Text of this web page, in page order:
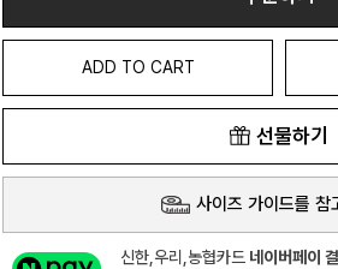
ADD TO CART
선물하기
사이즈 가이드를 참
신한,우리,농협카드 네이버페이